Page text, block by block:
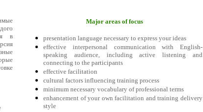
в
Major areas of focus
presentation language necessary to express your ideas
effective interpersonal communication with English-
speaking audience, including active listening and
connecting to the participants
effective facilitation
cultural factors influencing training process
minimum necessary vocabulary of professional terms
enhancement of your own facilitation and training delivery
style